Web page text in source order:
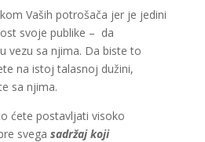
Vaših potrošača jer je jedini
svoje publike – da
vezu sa njima. Da biste to
na istoj talasnoj dužini,
sa njima.
ćete postavljati visoko
svega sadržaj koji